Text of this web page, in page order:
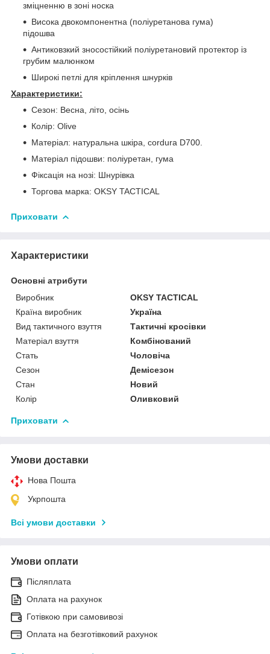
зміцненню в зоні носка
Висока двокомпонентна (поліуретанова гума)
підошва
Антиковзкий зносостійкий поліуретановий протектор із
грубим малюнком
Широкі петлі для кріплення шнурків
Характеристики:
Сезон: Весна, літо, осінь
Колір: Оlive
Матеріал: натуральна шкіра, cordura D700.
Матеріал підошви: поліуретан, гума
Фіксація на нозі: Шнурівка
Торгова марка: OKSY TACTICAL
Приховати
Характеристики
Основні атрибути
Виробник
OKSY TACTICAL
Країна виробник
Україна
Вид тактичного взуття
Тактичні кросівки
Матеріал взуття
Комбінований
Стать
Чоловіча
Сезон
Демісезон
Стан
Новий
Колір
Оливковий
Приховати
Умови доставки
Нова Пошта
Укрпошта
Всі умови доставки
Умови оплати
Післяплата
Оплата на рахунок
Готівкою при самовивозі
Оплата на безготівковий рахунок